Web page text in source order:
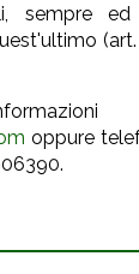
sempre ed
(art.
oppure